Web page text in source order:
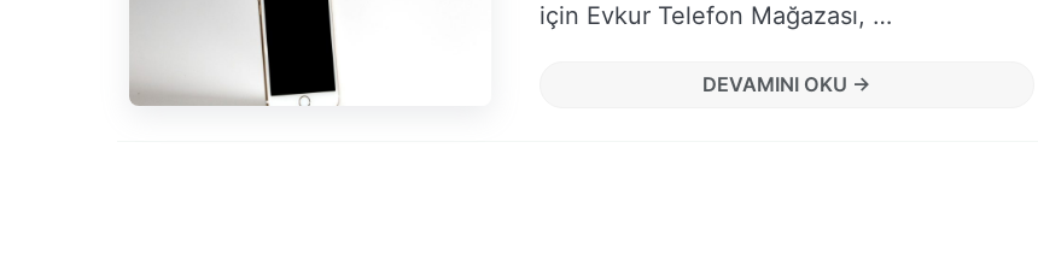
için Evkur Telefon Mağazası, …
DEVAMINI OKU →